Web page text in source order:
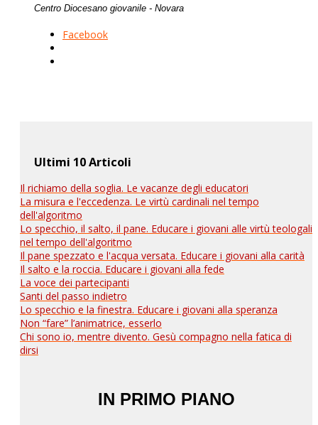
Centro Diocesano giovanile - Novara
Facebook
Ultimi 10 Articoli
Il richiamo della soglia. Le vacanze degli educatori
La misura e l'eccedenza. Le virtù cardinali nel tempo
dell'algoritmo
Lo specchio, il salto, il pane. Educare i giovani alle virtù teologali
nel tempo dell'algoritmo
Il pane spezzato e l'acqua versata. Educare i giovani alla carità
Il salto e la roccia. Educare i giovani alla fede
La voce dei partecipanti
Santi del passo indietro
Lo specchio e la finestra. Educare i giovani alla speranza
Non “fare” l’animatrice, esserlo
Chi sono io, mentre divento. Gesù compagno nella fatica di
dirsi
IN PRIMO PIANO